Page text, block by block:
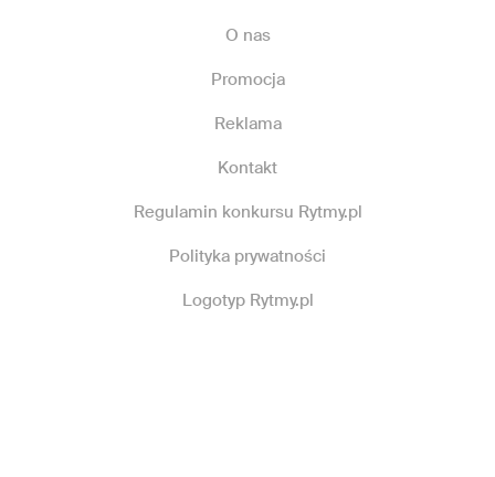
O nas
Promocja
Reklama
Kontakt
Regulamin konkursu Rytmy.pl
Polityka prywatności
Logotyp Rytmy.pl